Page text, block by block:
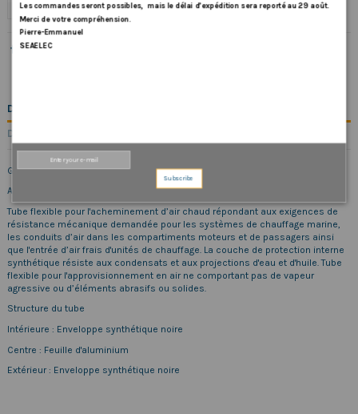
DESCRIPTION
DÉTAILS DU PRODUIT
Gaine de chauffage Ø50mm
Application
Tube flexible pour l'acheminement d’air chaud répondant aux exigences de
résistance mécanique demandée pour les systèmes de chauffage marine,
les conduits d’air dans les compartiments moteurs et de passagers ainsi
que l'entrée d’air frais d'unités de chauffage. La couche de protection interne
synthétique résiste aux condensats et aux projections d'eau et d'huile. Tube
flexible pour l'approvisionnement en air ne comportant pas de vapeur
agressive ou d’éléments abrasifs ou solides.
Structure du tube
Intérieure : Enveloppe synthétique noire
Centre : Feuille d'aluminium
Extérieur : Enveloppe synthétique noire
Les commandes seront possibles, mais le délai d’expédition sera reporté au 29 août.
Merci de votre compréhension.
Pierre-Emmanuel
SEAELEC
Subscribe